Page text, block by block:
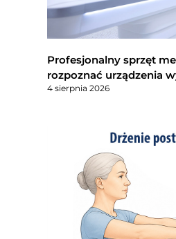
Profesjonalny sprzęt
rozpoznać urządzenia
4 sierpnia 2026